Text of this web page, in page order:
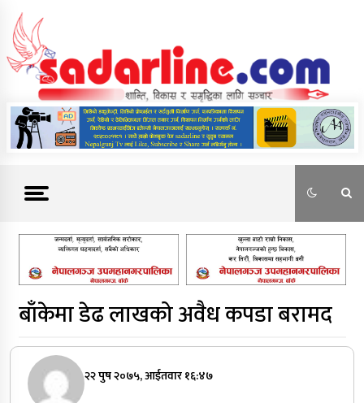
content
News For Nepal
बाँकेमा डेढ लाखको अवैध कपडा बरामद
२२ पुष २०७५, आईतवार १६:४७